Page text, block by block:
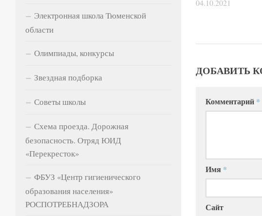
Электронная школа Тюменской
области
Олимпиады, конкурсы
Звездная подборка
Советы школы
Схема проезда. Дорожная
безопасность. Отряд ЮИД
«Перекресток»
ФБУЗ «Центр гигиенического
образования населения»
РОСПОТРЕБНАДЗОРА